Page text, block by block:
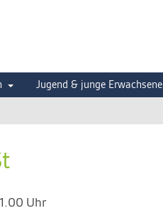
Jugend & junge Erwachsene
Uhr